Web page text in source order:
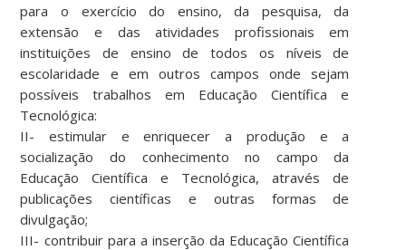
para o exercício do ensino, da pesquisa, da
extensão e das atividades profissionais em
instituições de ensino de todos os níveis de
escolaridade e em outros campos onde sejam
possíveis trabalhos em Educação Científica e
Tecnológica:
II- estimular e enriquecer a produção e a
socialização do conhecimento no campo da
Educação Científica e Tecnológica, através de
publicações científicas e outras formas de
divulgação;
III- contribuir para a inserção da Educação Científica